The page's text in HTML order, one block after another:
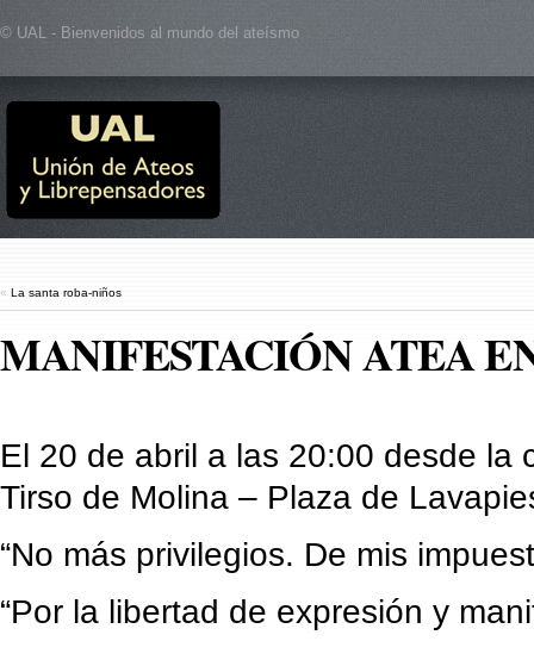
© UAL - Bienvenidos al mundo del ateísmo
« La santa roba-niños
MANIFESTACIÓN ATEA
El 20 de abril a las 20:00 desde la
Tirso de Molina – Plaza de
“No más privilegios. De mis
“Por la libertad de expresión y